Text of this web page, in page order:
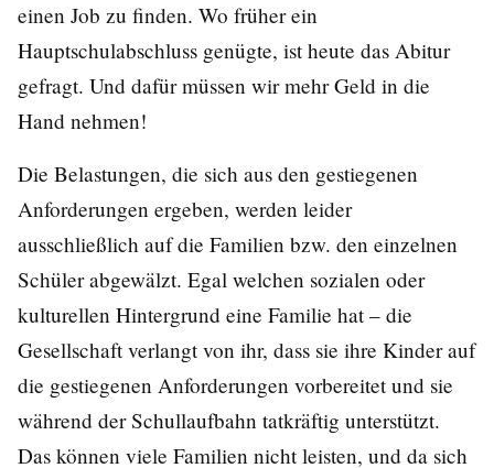
einen Job zu finden. Wo früher ein
Hauptschulabschluss genügte, ist heute das Abitur
gefragt. Und dafür müssen wir mehr Geld in die
Hand nehmen!
Die Belastungen, die sich aus den gestiegenen
Anforderungen ergeben, werden leider
ausschließlich auf die Familien bzw. den einzelnen
Schüler abgewälzt. Egal welchen sozialen oder
kulturellen Hintergrund eine Familie hat – die
Gesellschaft verlangt von ihr, dass sie ihre Kinder auf
die gestiegenen Anforderungen vorbereitet und sie
während der Schullaufbahn tatkräftig unterstützt.
Das können viele Familien nicht leisten, und da sich